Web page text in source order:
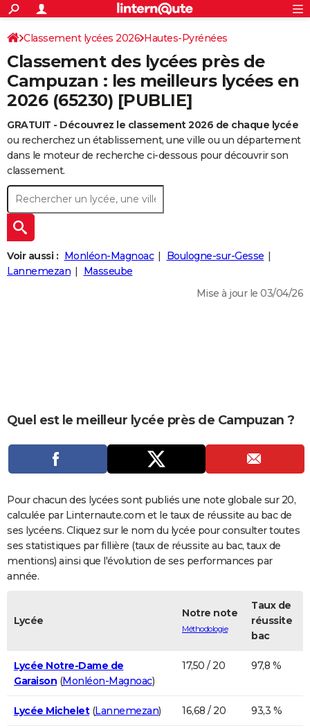
ACTUALITÉS
Politique
Société
Faits Divers
Education
Monde
Villes
+
SPORT
Coupe du monde 2026
Football
Tennis
Cyclisme
Rugby
Forum
Programme TV
TNT
Streaming
Cinéma
Sorties cinéma
Musique
+
FINANCE
Retraite
Impôts
Epargne
Immobilier
Risques naturels par ville
Banque
Assurance
Crédit
AUTO
Essais
Réserver un essai
Citadines
Berlines
SUV
Forum auto
+
HIGH-TECH
BRICOLAGE
Forum
Aménagement intérieur
Extérieur
Cuisine
Salle de bains
Jardinage
Rangement
+WEEK-END
Guides de France
Escapades
Patrimoine
Expositions
Musées
Week-end nature
+
LIFESTYLE
Art de vivre
Bien-être
Loisirs
Mode
Modes de vie
+SANTE
Dictionnaire
Biographies
Expressions
Proverbes
PROGRAMME TV
COPAINS D'AVANT
S'inscrire
Se connecter
Lycées
Collèges
Primaires
Universités
Entreprises
Service militaire
Avis de recherche
AVIS DE DÉCÈS
FORUM
Bricolage
Lifestyle
Culture
Sport
Auto
Television
Voyage
Cinema
S'inscrire
Connexion
Classement lycées 2026 Hautes-Pyrénées
Classement des lycées près de
Campuzan : les meilleurs lycées en
2026 (65230) [PUBLIE]
GRATUIT - Découvrez le classement 2026 de chaque lycée
ou recherchez un établissement, une ville ou un département
dans le moteur de recherche ci-dessous pour découvrir son
classement.
Voir aussi : Monléon-Magnoac
Boulogne-sur-Gesse
Lannemezan
Masseube
Mise à jour le 03/04/26
Quel est le meilleur lycée près de Campuzan ?
Pour chacun des lycées sont publiés une note globale sur 20,
calculée par Linternaute.com et le taux de réussite au bac de
ses lycéens. Cliquez sur le nom du lycée pour consulter toutes
ses statistiques par fillière (taux de réussite au bac, taux de
mentions) ainsi que l'évolution de ses performances par
année.
Lycée
Notre note
Méthodologie
Taux de
réussite
bac
Lycée Notre-Dame de
Garaison (Monléon-Magnoac)
17,50 / 20 97,8 %
Lycée Michelet(Lannemezan) 16,68 / 20 93,3 %